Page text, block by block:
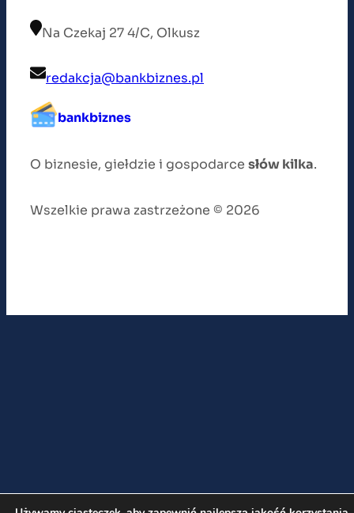
Na Czekaj 27 4/C, Olkusz
redakcja@bankbiznes.pl
bankbiznes
O biznesie, giełdzie i gospodarce słów kilka.
Wszelkie prawa zastrzeżone © 2026